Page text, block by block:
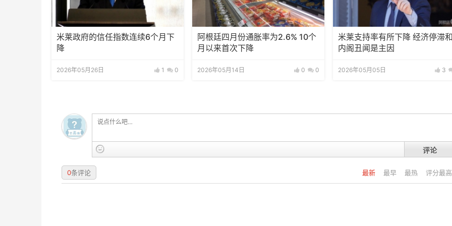
米莱政府的信任指数连续6个月下
降
2026年05月26日 1 0
阿根廷四月份通胀率为2.6% 10个
月以来首次下降
2026年05月14日 0 0
米莱支持率有所下降 经济停滞
内阁丑闻是主因
2026年05月05日 3
评论
最新 最早 最热 评分最高
0条评论